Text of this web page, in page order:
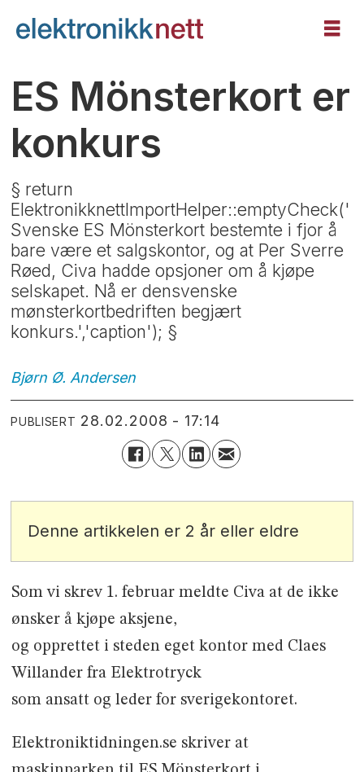
ES Mönsterkort er
konkurs
§ return
ElektronikknettImportHelper::emptyCheck('
Svenske ES Mönsterkort bestemte i fjor å
bare være et salgskontor, og at Per Sverre
Røed, Civa hadde opsjoner om å kjøpe
selskapet. Nå er densvenske
mønsterkortbedriften begjært
konkurs.','caption'); §
Bjørn Ø. Andersen
PUBLISERT 28.02.2008 - 17:14
Denne artikkelen er 2 år eller eldre
Som vi skrev 1. februar meldte Civa at de ikke
ønsker å kjøpe aksjene,
og opprettet i steden eget kontor med Claes
Willander fra Elektrotryck
som ansatt og leder for sverigekontoret.
Elektroniktidningen.se skriver at